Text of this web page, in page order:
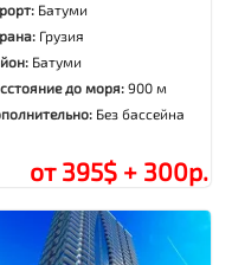
Батуми
Грузия
Батуми
до моря:900 м
Без бассейна
от 395$ + 300р.